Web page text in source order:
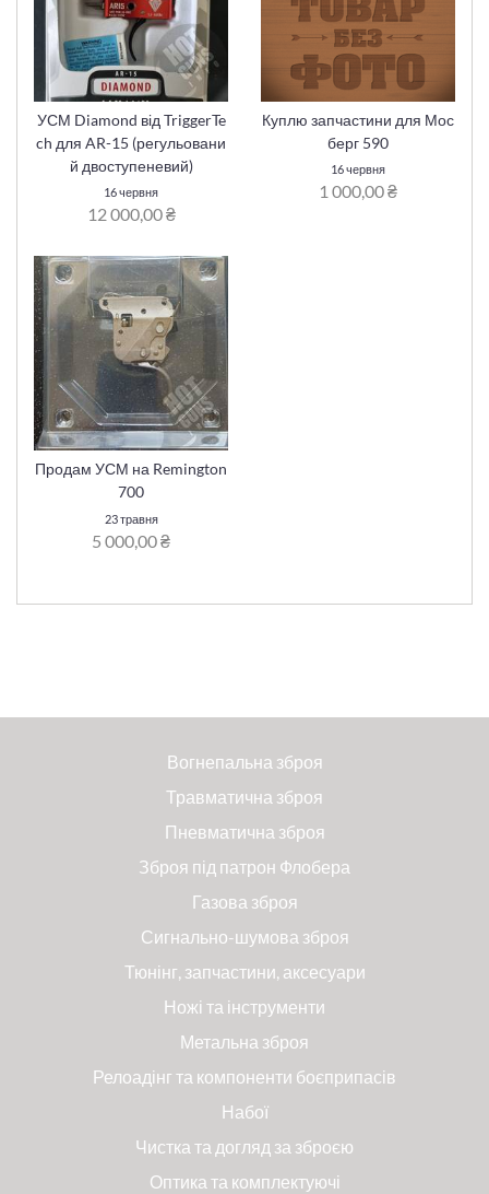
УСМ Diamond від TriggerTe
ch для AR-15 (регульовани
й двоступеневий)
16 червня
12 000,00 ₴
Куплю запчастини для Мос
берг 590
16 червня
1 000,00 ₴
Продам УСМ на Remington
700
23 травня
5 000,00 ₴
Вогнепальна зброя
Травматична зброя
Пневматична зброя
Зброя під патрон Флобера
Газова зброя
Сигнально-шумова зброя
Тюнінг, запчастини, аксесуари
Ножі та інструменти
Метальна зброя
Релоадінг та компоненти боєприпасів
Набої
Чистка та догляд за зброєю
Оптика та комплектуючі